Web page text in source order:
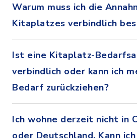
Warum muss ich die
Kitaplatzes verbindlich
Ist eine Kitaplatz-
verbindlich oder kann ich
Bedarf zurückziehen?
Ich wohne derzeit nicht in
oder Deutschland. Kann